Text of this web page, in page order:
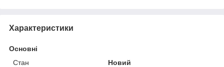
Характеристики
Основні
Стан
Новий